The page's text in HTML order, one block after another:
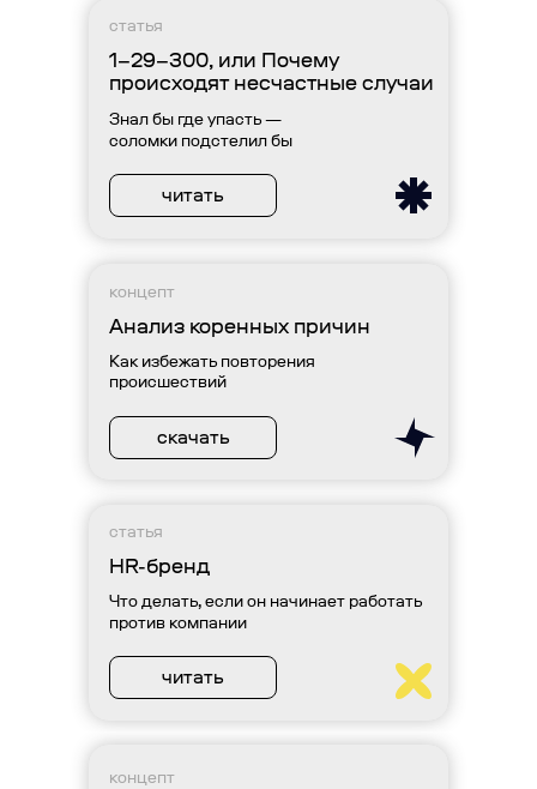
HR-бренд
Что делать, если он начинает работать
против компании
статья
читать
1–29–300, или Почему
происходят несчастные случаи
Знал бы где упасть —
соломки подстелил бы
статья
читать
Анализ коренных причин
концепт
скачать
Как избежать повторения
происшествий
концепт